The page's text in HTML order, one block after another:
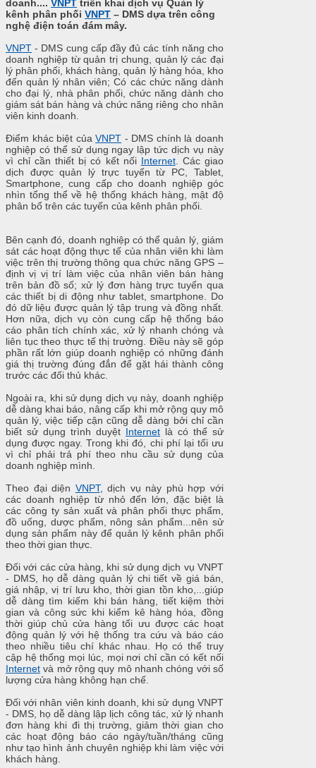
doanh.... VNPT triển khai dịch vụ Quản lý
kênh phân phối VNPT – DMS dựa trên công
nghệ điện toán đám mây.
VNPT - DMS cung cấp đầy đủ các tính năng cho
doanh nghiệp từ quản trị chung, quản lý các đại
lý phân phối, khách hàng, quản lý hàng hóa, kho
đến quản lý nhân viên; Có các chức năng dành
cho đại lý, nhà phân phối, chức năng dành cho
giám sát bán hàng và chức năng riêng cho nhân
viên kinh doanh.
Điểm khác biệt củaVNPT - DMS chính là doanh
nghiệp có thể sử dụng ngay lập tức dịch vụ này
vì chỉ cần thiết bị có kết nối Internet. Các giao
dịch được quản lý trực tuyến từ PC, Tablet,
Smartphone, cung cấp cho doanh nghiệp góc
nhìn tổng thể về hệ thống khách hàng, mật độ
phân bổ trên các tuyến của kênh phân phối.
Bên cạnh đó, doanh nghiệp có thể quản lý, giám
sát các hoạt động thực tế của nhân viên khi làm
việc trên thị trường thông qua chức năng GPS –
định vị vị trí làm việc của nhân viên bán hàng
trên bản đồ số; xử lý đơn hàng trực tuyến qua
các thiết bị di động như tablet, smartphone. Do
đó dữ liệu được quản lý tập trung và đồng nhất.
Hơn nữa, dịch vụ còn cung cấp hệ thống báo
cáo phân tích chính xác, xử lý nhanh chóng và
liên tục theo thực tế thị trường. Điều này sẽ góp
phần rất lớn giúp doanh nghiệp có những đánh
giá thị trường đúng đắn để gặt hái thành công
trước các đối thủ khác.
Ngoài ra, khi sử dụng dịch vụ này, doanh nghiệp
dễ dàng khai báo, nâng cấp khi mở rộng quy mô
quản lý, việc tiếp cận cũng dễ dàng bởi chỉ cần
biết sử dụng trình duyệt Internetlà có thể sử
dụng được ngay. Trong khi đó, chi phí lại tối ưu
vì chỉ phải trả phí theo nhu cầu sử dụng của
doanh nghiệp mình.
Theo đại diện VNPT, dịch vụ này phù hợp với
các doanh nghiệp từ nhỏ đến lớn, đặc biệt là
các công ty sản xuất và phân phối thực phẩm,
đồ uống, dược phẩm, nông sản phẩm...nên sử
dụng sản phẩm này để quản lý kênh phân phối
theo thời gian thực.
Đối với các cửa hàng, khi sử dụng dịch vụ VNPT
- DMS, họ dễ dàng quản lý chi tiết về giá bán,
giá nhập, vị trí lưu kho, thời gian tồn kho,...giúp
dễ dàng tìm kiếm khi bán hàng, tiết kiệm thời
gian và công sức khi kiểm kê hàng hóa, đồng
thời giúp chủ cửa hàng tối ưu được các hoạt
động quản lý với hệ thống tra cứu và báo cáo
theo nhiều tiêu chí khác nhau. Họ có thể truy
cập hệ thống mọi lúc, mọi nơi chỉ cần có kết nối
Internet và mở rộng quy mô nhanh chóng với số
lượng cửa hàng không hạn chế.
Đối với nhân viên kinh doanh, khi sử dụng VNPT
- DMS, họ dễ dàng lập lịch công tác, xử lý nhanh
đơn hàng khi đi thị trường, giảm thời gian cho
các hoạt động báo cáo ngày/tuần/tháng cũng
như tạo hình ảnh chuyên nghiệp khi làm việc với
khách hàng.